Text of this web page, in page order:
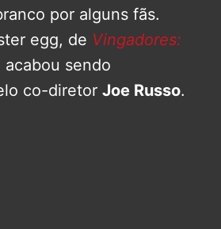
por alguns fãs.
egg, de Vingadores:
acabou sendo
co-diretor Joe Russo.